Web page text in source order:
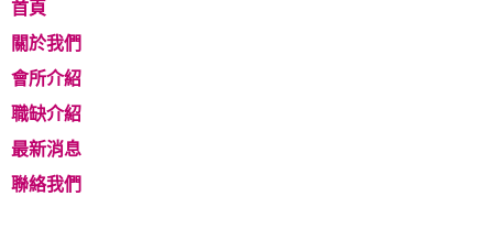
首頁
關於我們
會所介紹
職缺介紹
最新消息
聯絡我們